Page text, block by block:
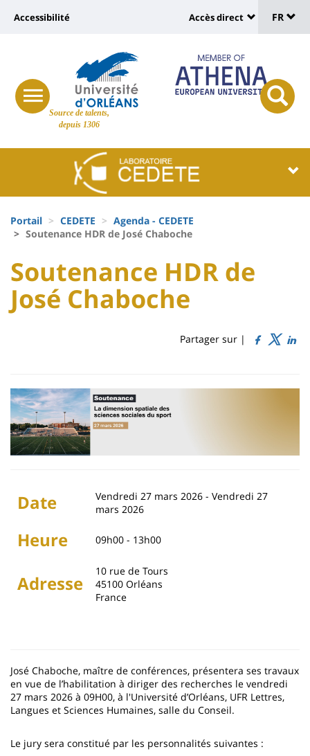
Site
Source de talents,
depuis 1306
Université
Recherche
responsive
menu
button
Université
vers
page
accessibilité
Accessibilité
:
Shortcut
links
Accès direct
de
FR
Université
Block
liste
composantes
d'Ariane
Portail CEDETE
Agenda - CEDETE
Soutenance HDR de José Chaboche
University
:
Sidebar
University
:
Main
Titre
de
Soutenance HDR de
José Chaboche
Partager sur |
de
la
page
principale
Date Vendredi 27 mars 2026 - Vendredi 27
mars 2026
Heure 09h00 - 13h00
Adresse
10 rue de Tours
45100 Orléans
France
José Chaboche, maître de conférences, présentera ses travaux
en vue de l’habilitation à diriger des recherches le vendredi
27 mars 2026 à 09H00, à l'Université d’Orléans, UFR Lettres,
Langues et Sciences Humaines, salle du Conseil.
Le jury sera constitué par les personnalités suivantes :